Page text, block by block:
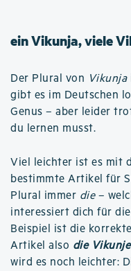
ein Vikunja, viele
Der Plural von Vikunja
gibt es im Deutschen
Genus – aber leider
du lernen musst.
Viel leichter ist es mit
bestimmte Artikel für
Plural immer die–
interessiert dich für
Beispiel ist die
Artikel also die
wird es noch leichter: